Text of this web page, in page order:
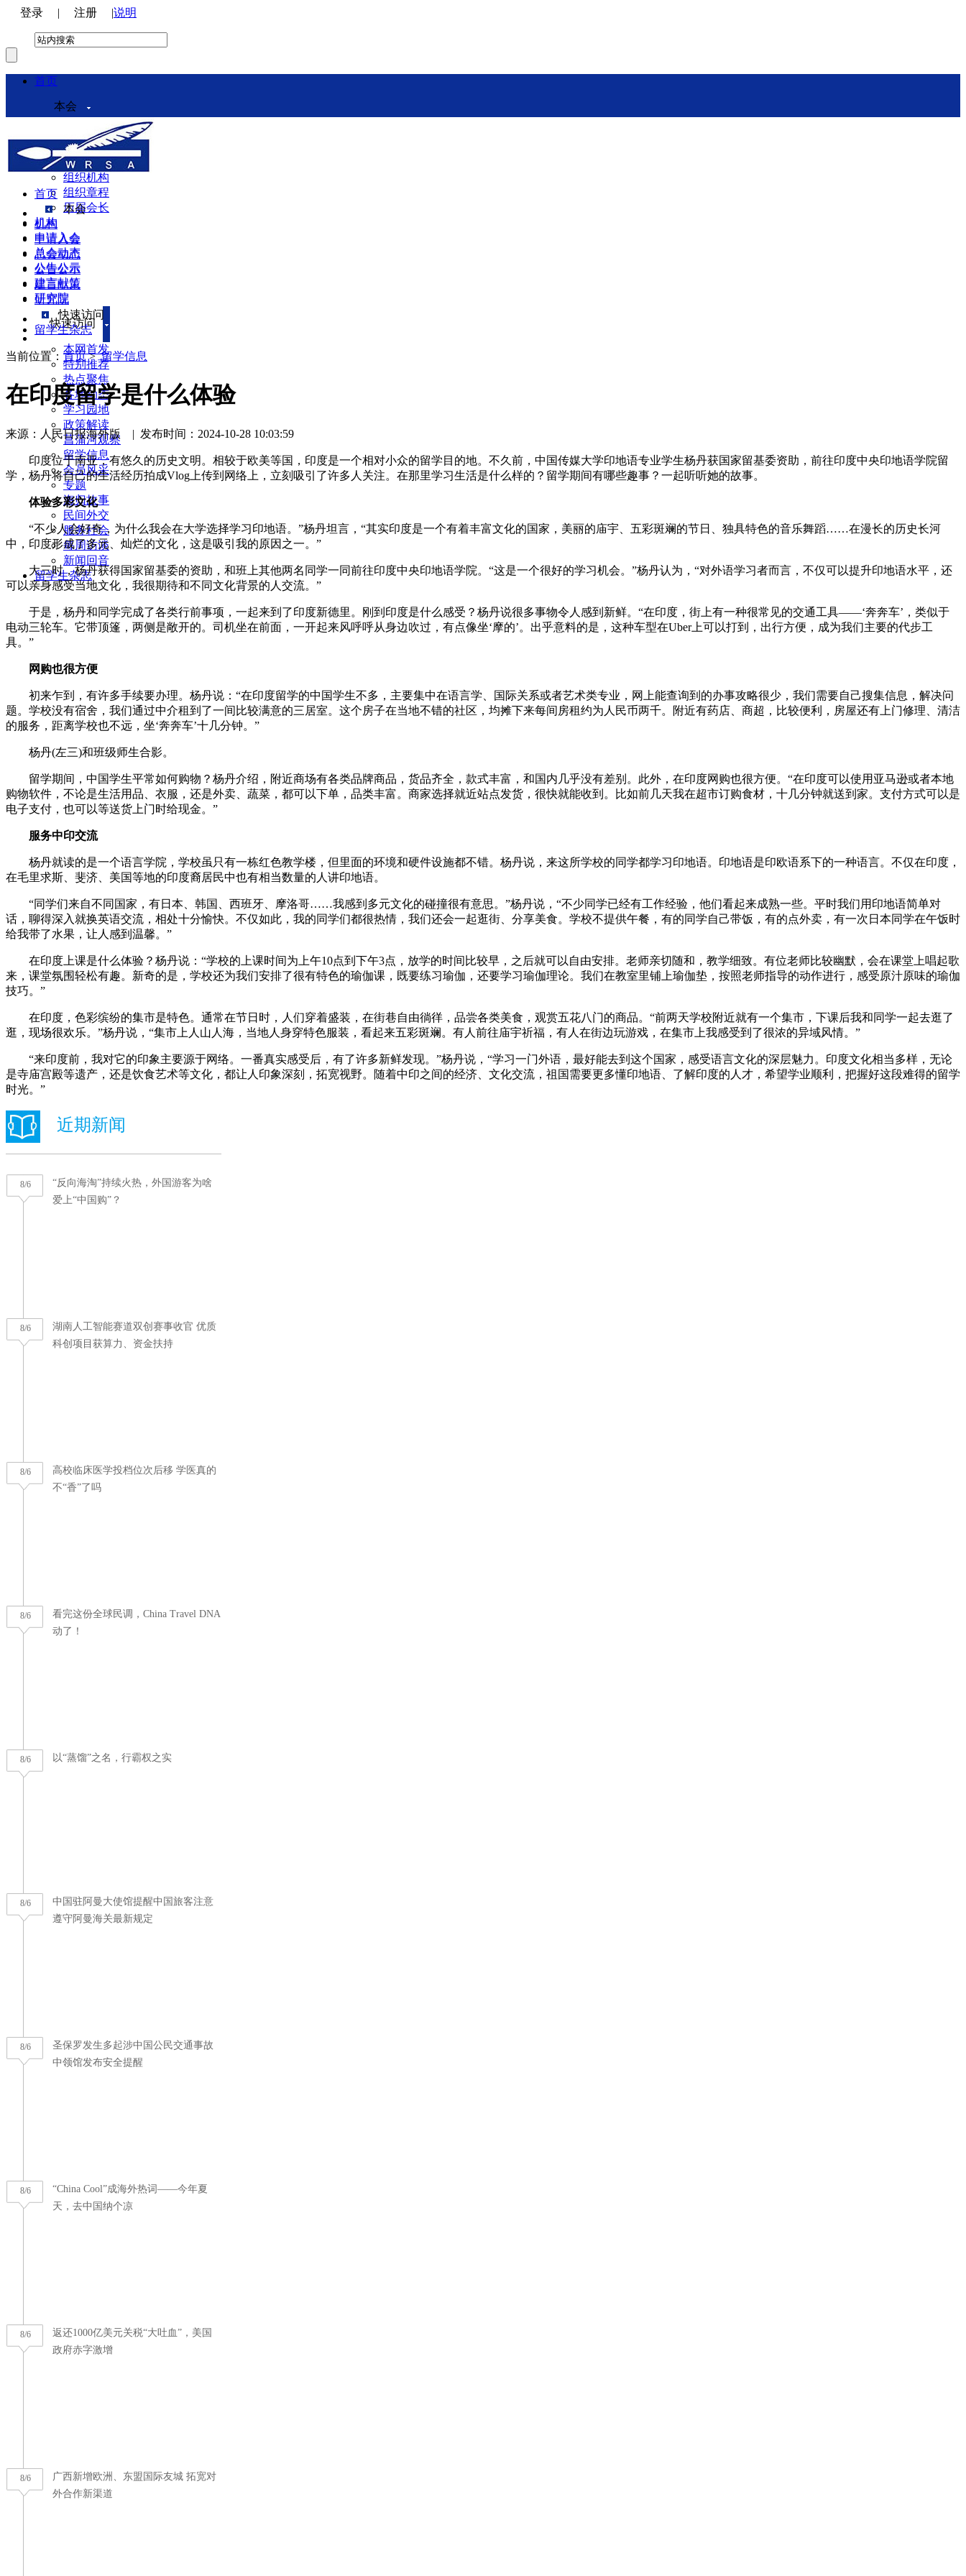
登录 | 注册 |说明
首页
本会
本会介绍
领导机构
理事会
组织机构
组织章程
历届会长
机构
申请入会
总会动态
公告公示
建言献策
研究院
快速访问
本网首发
特别推荐
热点聚焦
各地动态
学习园地
政策解读
菖蒲河观察
留学信息
会员风采
专题
海归故事
民间外交
服务社会
每周访谈
新闻回音
留学生杂志
首页
本会
机构
申请入会
总会动态
公告公示
建言献策
研究院
快速访问
留学生杂志
当前位置： 首页>留学信息
在印度留学是什么体验
来源：人民日报海外版 | 发布时间：2024-10-28 10:03:59
印度位于南亚，有悠久的历史文明。相较于欧美等国，印度是一个相对小众的留学目的地。不久前，中国传媒大学印地语专业学生杨丹获国家留基委资助，前往印度中央印地语学院留
学，杨丹将自己的生活经历拍成Vlog上传到网络上，立刻吸引了许多人关注。在那里学习生活是什么样的？留学期间有哪些趣事？一起听听她的故事。
体验多彩文化
“不少人会好奇，为什么我会在大学选择学习印地语。”杨丹坦言，“其实印度是一个有着丰富文化的国家，美丽的庙宇、五彩斑斓的节日、独具特色的音乐舞蹈……在漫长的历史长河
中，印度形成了多元、灿烂的文化，这是吸引我的原因之一。”
大三时，杨丹获得国家留基委的资助，和班上其他两名同学一同前往印度中央印地语学院。“这是一个很好的学习机会。”杨丹认为，“对外语学习者而言，不仅可以提升印地语水平，还
可以亲身感受当地文化，我很期待和不同文化背景的人交流。”
于是，杨丹和同学完成了各类行前事项，一起来到了印度新德里。刚到印度是什么感受？杨丹说很多事物令人感到新鲜。“在印度，街上有一种很常见的交通工具——‘奔奔车’，类似于
电动三轮车。它带顶篷，两侧是敞开的。司机坐在前面，一开起来风呼呼从身边吹过，有点像坐‘摩的’。出乎意料的是，这种车型在Uber上可以打到，出行方便，成为我们主要的代步工
具。”
网购也很方便
初来乍到，有许多手续要办理。杨丹说：“在印度留学的中国学生不多，主要集中在语言学、国际关系或者艺术类专业，网上能查询到的办事攻略很少，我们需要自己搜集信息，解决问
题。学校没有宿舍，我们通过中介租到了一间比较满意的三居室。这个房子在当地不错的社区，均摊下来每间房租约为人民币两千。附近有药店、商超，比较便利，房屋还有上门修理、清洁
的服务，距离学校也不远，坐‘奔奔车’十几分钟。”
杨丹(左三)和班级师生合影。
留学期间，中国学生平常如何购物？杨丹介绍，附近商场有各类品牌商品，货品齐全，款式丰富，和国内几乎没有差别。此外，在印度网购也很方便。“在印度可以使用亚马逊或者本地
购物软件，不论是生活用品、衣服，还是外卖、蔬菜，都可以下单，品类丰富。商家选择就近站点发货，很快就能收到。比如前几天我在超市订购食材，十几分钟就送到家。支付方式可以是
电子支付，也可以等送货上门时给现金。”
服务中印交流
杨丹就读的是一个语言学院，学校虽只有一栋红色教学楼，但里面的环境和硬件设施都不错。杨丹说，来这所学校的同学都学习印地语。印地语是印欧语系下的一种语言。不仅在印度，
在毛里求斯、斐济、美国等地的印度裔居民中也有相当数量的人讲印地语。
“同学们来自不同国家，有日本、韩国、西班牙、摩洛哥……我感到多元文化的碰撞很有意思。”杨丹说，“不少同学已经有工作经验，他们看起来成熟一些。平时我们用印地语简单对
话，聊得深入就换英语交流，相处十分愉快。不仅如此，我的同学们都很热情，我们还会一起逛街、分享美食。学校不提供午餐，有的同学自己带饭，有的点外卖，有一次日本同学在午饭时
给我带了水果，让人感到温馨。”
在印度上课是什么体验？杨丹说：“学校的上课时间为上午10点到下午3点，放学的时间比较早，之后就可以自由安排。老师亲切随和，教学细致。有位老师比较幽默，会在课堂上唱起歌
来，课堂氛围轻松有趣。新奇的是，学校还为我们安排了很有特色的瑜伽课，既要练习瑜伽，还要学习瑜伽理论。我们在教室里铺上瑜伽垫，按照老师指导的动作进行，感受原汁原味的瑜伽
技巧。”
在印度，色彩缤纷的集市是特色。通常在节日时，人们穿着盛装，在街巷自由徜徉，品尝各类美食，观赏五花八门的商品。“前两天学校附近就有一个集市，下课后我和同学一起去逛了
逛，现场很欢乐。”杨丹说，“集市上人山人海，当地人身穿特色服装，看起来五彩斑斓。有人前往庙宇祈福，有人在街边玩游戏，在集市上我感受到了很浓的异域风情。”
“来印度前，我对它的印象主要源于网络。一番真实感受后，有了许多新鲜发现。”杨丹说，“学习一门外语，最好能去到这个国家，感受语言文化的深层魅力。印度文化相当多样，无论
是寺庙宫殿等遗产，还是饮食艺术等文化，都让人印象深刻，拓宽视野。随着中印之间的经济、文化交流，祖国需要更多懂印地语、了解印度的人才，希望学业顺利，把握好这段难得的留学
时光。”